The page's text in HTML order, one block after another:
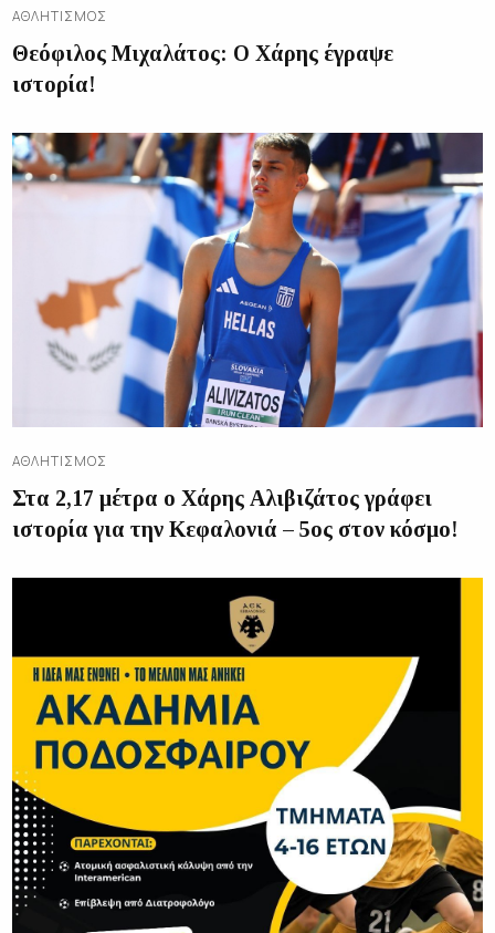
ΑΘΛΗΤΙΣΜΌΣ
Θεόφιλος Μιχαλάτος: Ο Χάρης έγραψε
ιστορία!
ΑΘΛΗΤΙΣΜΌΣ
Στα 2,17 μέτρα ο Χάρης Αλιβιζάτος γράφει
ιστορία για την Κεφαλονιά – 5ος στον κόσμο!